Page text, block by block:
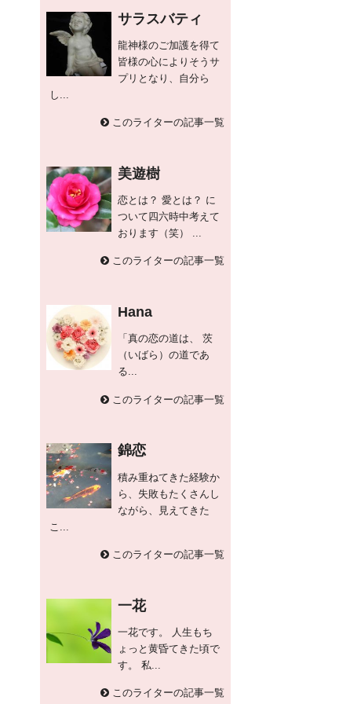
サラスバティ
龍神様のご加護を得て
皆様の心によりそうサ
プリとなり、自分ら
し...
このライターの記事一覧
美遊樹
恋とは？ 愛とは？ に
ついて四六時中考えて
おります（笑） ...
このライターの記事一覧
Hana
「真の恋の道は、 茨
（いばら）の道であ
る...
このライターの記事一覧
錦恋
積み重ねてきた経験か
ら、失敗もたくさんし
ながら、見えてきた
こ...
このライターの記事一覧
一花
一花です。 人生もち
ょっと黄昏てきた頃で
す。 私...
このライターの記事一覧